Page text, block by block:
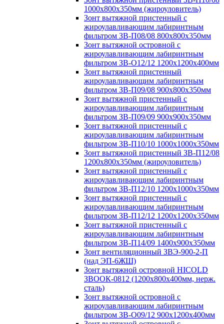
1000х800х350мм (жироуловитель)
Зонт вытяжной пристенный с
жироулавливающим лабиринтным
фильтром ЗВ-П08/08 800х800х350мм
Зонт вытяжной островной с
жироулавливающим лабиринтным
фильтром ЗВ-О12/12 1200х1200х400мм
Зонт вытяжной пристенный
жироулавливающим лабиринтным
фильтром ЗВ-П09/08 900х800х350мм
Зонт вытяжной пристенный с
жироулавливающим лабиринтным
фильтром ЗВ-П09/09 900х900х350мм
Зонт вытяжной пристенный с
жироулавливающим лабиринтным
фильтром ЗВ-П10/10 1000х1000х350мм
Зонт вытяжной пристенный ЗВ-П12/08
1200х800х350мм (жироуловитель)
Зонт вытяжной пристенный с
жироулавливающим лабиринтным
фильтром ЗВ-П12/10 1200х1000х350мм
Зонт вытяжной пристенный с
жироулавливающим лабиринтным
фильтром ЗВ-П12/12 1200х1200х350мм
Зонт вытяжной пристенный с
жироулавливающим лабиринтным
фильтром ЗВ-П14/09 1400х900х350мм
Зонт вентиляционный ЗВЭ-900-2-П
(над ЭП-6ЖШ)
Зонт вытяжной островной HICOLD
ЗВООК-0812 (1200х800x400мм, нерж.
сталь)
Зонт вытяжной островной с
жироулавливающим лабиринтным
фильтром ЗВ-О09/12 900х1200х400мм